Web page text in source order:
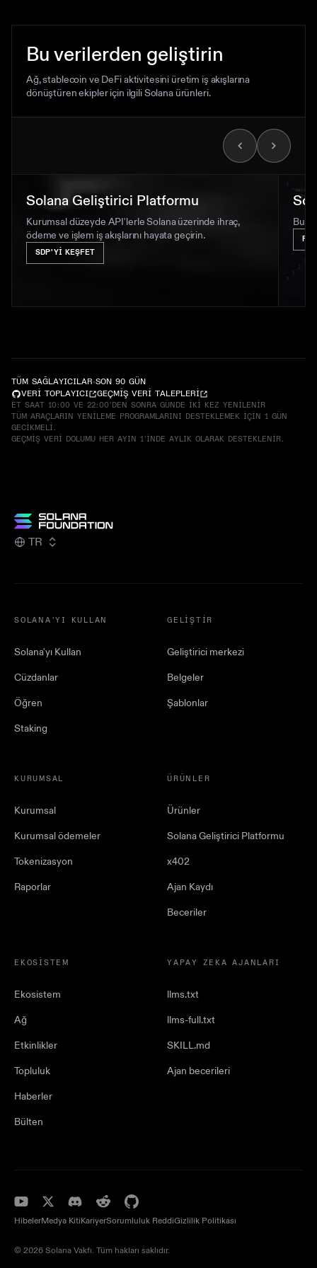
Bu verilerden geliştirin
Ağ, stablecoin ve DeFi aktivitesini üretim iş akışlarına
dönüştüren ekipler için ilgili Solana ürünleri.
Solana Geliştirici Platformu
Kurumsal düzeyde API'lerle Solana üzerinde ihraç,
ödeme ve işlem iş akışlarını hayata geçirin.
SDP'YI KEŞFET
Bu
TÜM SAĞLAYICILAR SON 90 GÜN
VERI TOPLAYICI
GEÇMIŞ VERI TALEPLERI
ET SAAT 10:00 VE 22:00'DEN SONRA GÜNDE IKI KEZ YENILENIR
TÜM ARAÇLARIN YENILEME PROGRAMLARINI DESTEKLEMEK IÇIN 1 GÜN
GECIKMELI.
GEÇMIŞ VERI DOLUMU HER AYIN 1'INDE AYLIK OLARAK DESTEKLENIR.
TR
SOLANA'YI KULLAN
Solana'yı Kullan
Cüzdanlar
Öğren
Staking
GELIŞTIR
Geliştirici merkezi
Belgeler
Şablonlar
KURUMSAL
Kurumsal
Kurumsal ödemeler
Tokenizasyon
Raporlar
ÜRÜNLER
Ürünler
Solana Geliştirici Platformu
x402
Ajan Kaydı
Beceriler
EKOSISTEM
Ekosistem
Ağ
Etkinlikler
Topluluk
Haberler
Bülten
YAPAY ZEKA AJANLARI
llms.txt
llms-full.txt
SKILL.md
Ajan becerileri
HibelerMedya KitiKariyerSorumluluk ReddiGizlilik Politikası
© 2026 Solana Vakfı. Tüm hakları saklıdır.